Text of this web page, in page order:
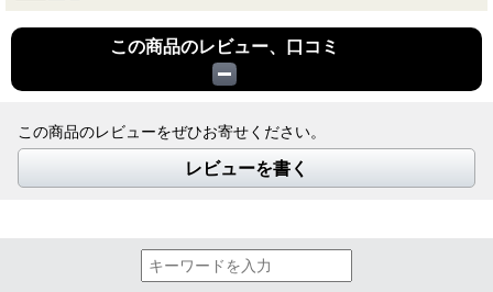
この商品のレビュー、口コミ
この商品のレビューをぜひお寄せください。
レビューを書く